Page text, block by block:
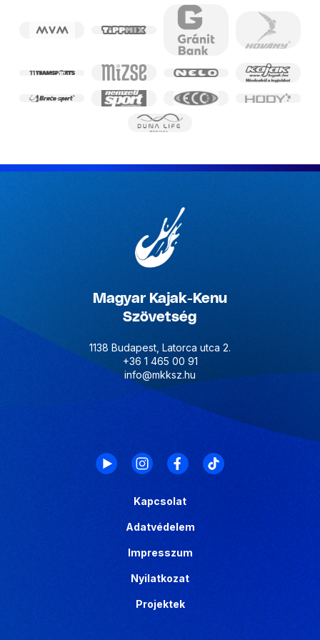
Magyar Kajak-Kenu
Szövetség
1138 Budapest, Latorca utca 2.
+36 1 465 00 91
info@mkksz.hu
Kapcsolat
Adatvédelem
Impresszum
Nyilatkozat
Projektek